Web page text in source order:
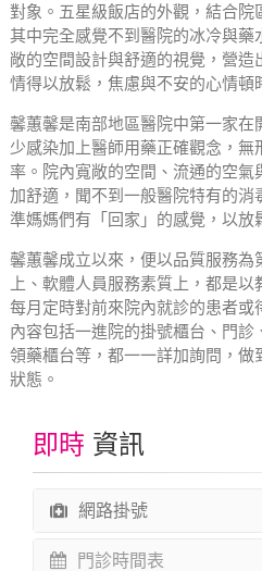
對象。五星級飯店的外觀，結合院
其中完全感覺不到醫院的冰冷與藥
敞的空間設計與舒適的視覺，營
情得以放鬆，焦慮與不安的心情頓
馨蕙馨是南部地區醫院中第一家
少感染加上醫師用藥正確觀念，無
率。院內寬敞的空間、流通的空氣
加舒適，聞不到一般醫院特有的
準媽媽們有「回家」的感覺，以放
馨蕙馨成立以來，便以品質服務為
上、軟體人員服務素質上，都是
每月定時對前來院內就診的患者
內容包括一進院的掛號櫃台、門診
領藥櫃台等，都一一詳加詢問，做
狀態。
即時 資訊
網路掛號
門診時間表